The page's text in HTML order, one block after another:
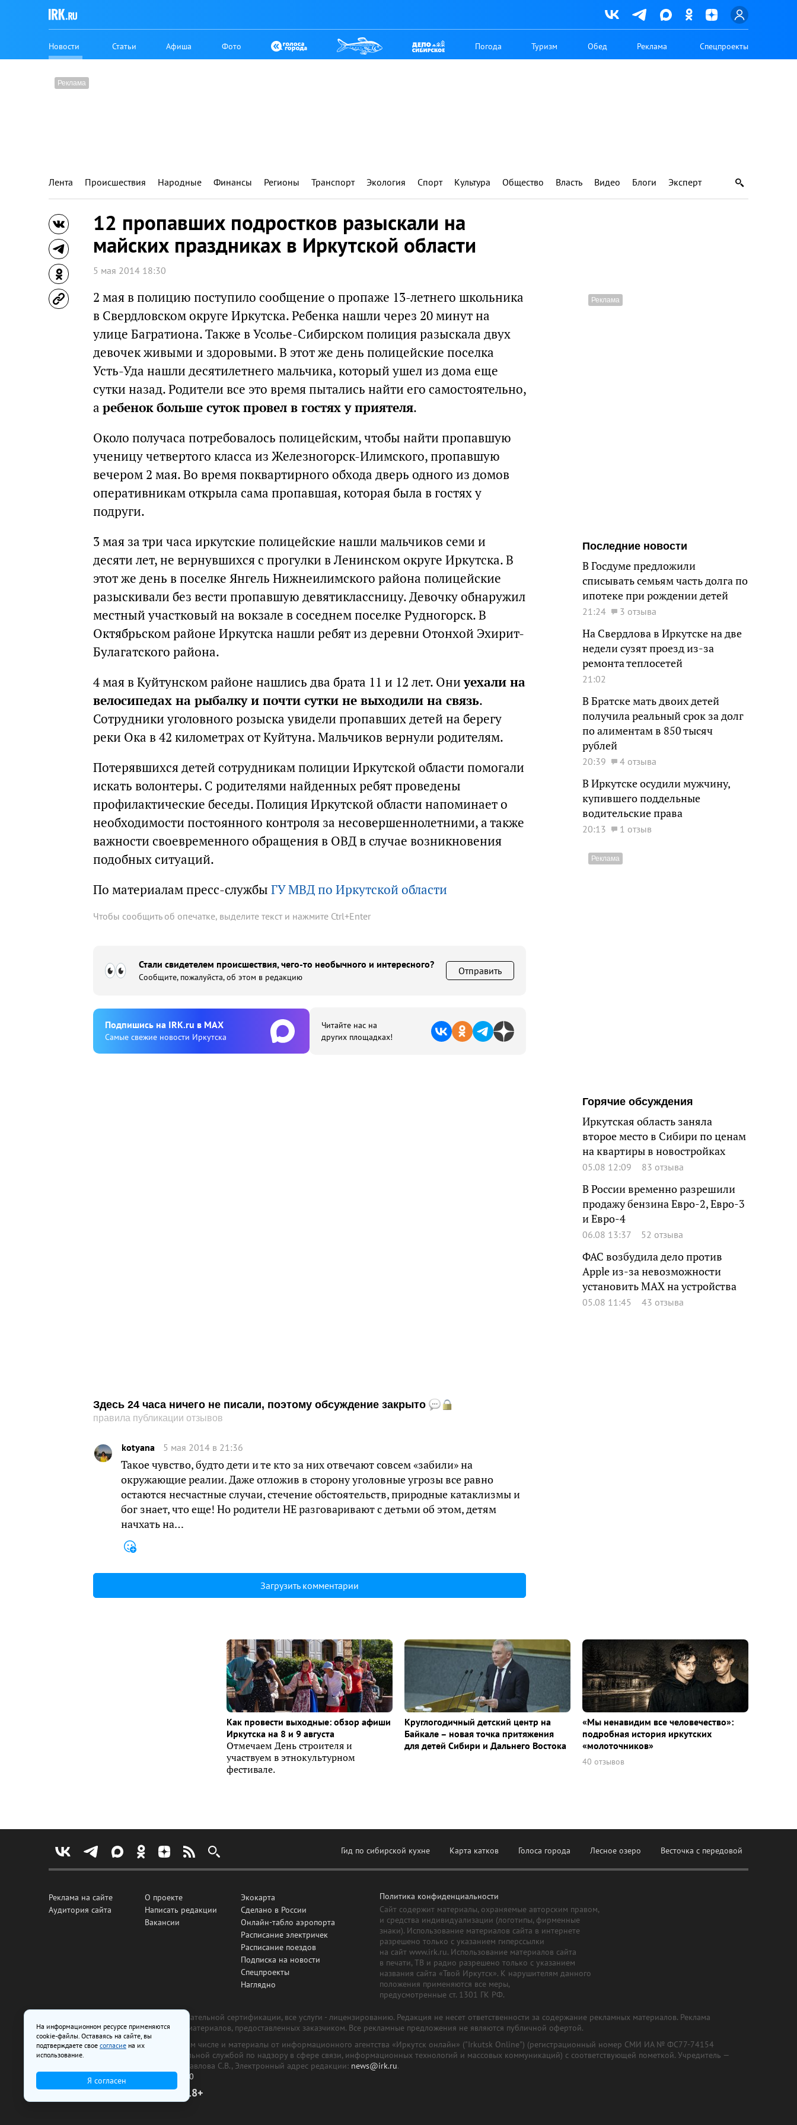
Новости Статьи Афиша Фото Погода Туризм Обед Реклама Спецпроекты
Лента Происшествия Народные Финансы Регионы Транспорт Экология Спорт Культура Общество Власть Видео Блоги Эксперт
12 пропавших подростков разыскали на
майских праздниках в Иркутской области
5 мая 2014 18:30
2 мая в полицию поступило сообщение о пропаже 13-летнего школьника
в Свердловском округе Иркутска. Ребенка нашли через 20 минут на
улице Багратиона. Также в Усолье-Сибирском полиция разыскала двух
девочек живыми и здоровыми. В этот же день полицейские поселка
Усть-Уда нашли десятилетнего мальчика, который ушел из дома еще
сутки назад. Родители все это время пытались найти его самостоятельно,
а ребенок больше суток провел в гостях у приятеля.
Около получаса потребовалось полицейским, чтобы найти пропавшую
ученицу четвертого класса из Железногорск-Илимского, пропавшую
вечером 2 мая. Во время поквартирного обхода дверь одного из домов
оперативникам открыла сама пропавшая, которая была в гостях у
подруги.
3 мая за три часа иркутские полицейские нашли мальчиков семи и
десяти лет, не вернувшихся с прогулки в Ленинском округе Иркутска. В
этот же день в поселке Янгель Нижнеилимского района полицейские
разыскивали без вести пропавшую девятиклассницу. Девочку обнаружил
местный участковый на вокзале в соседнем поселке Рудногорск. В
Октябрьском районе Иркутска нашли ребят из деревни Отонхой Эхирит-
Булагатского района.
4 мая в Куйтунском районе нашлись два брата 11 и 12 лет. Ониуехали на
велосипедах на рыбалку и почти сутки не выходили на связь.
Сотрудники уголовного розыска увидели пропавших детей на берегу
реки Ока в 42 километрах от Куйтуна. Мальчиков вернули родителям.
Потерявшихся детей сотрудникам полиции Иркутской области помогали
искать волонтеры. С родителями найденных ребят проведены
профилактические беседы. Полиция Иркутской области напоминает о
необходимости постоянного контроля за несовершеннолетними, а также
важности своевременного обращения в ОВД в случае возникновения
подобных ситуаций.
По материалам пресс-службы ГУ МВД по Иркутской области
Чтобы сообщить об опечатке, выделите текст и нажмите Ctrl+Enter
Стали свидетелем происшествия, чего-то необычного и интересного?
Сообщите, пожалуйста, об этом в редакцию
Отправить
Подпишиcь на IRK.ru в MAX
Cамые свежие новости Иркутска
Читайте нас на
других площадках!
Здесь 24 часа ничего не писали, поэтому обсуждение закрыто
правила публикации отзывов
kotyana 5 мая 2014 в 21:36
Такое чувство, будто дети и те кто за них отвечают совсем «забили» на
окружающие реалии. Даже отложив в сторону уголовные угрозы все равно
остаются несчастные случаи, стечение обстоятельств, природные катаклизмы и
бог знает, что еще! Но родители НЕ разговаривают с детьми об этом, детям
начхать на…
Загрузить комментарии
Последние новости
В Госдуме предложили
списывать семьям часть долга по
ипотеке при рождении детей
21:24 3 отзыва
На Свердлова в Иркутске на две
недели сузят проезд из-за
ремонта теплосетей
21:02
В Братске мать двоих детей
получила реальный срок за долг
по алиментам в 850 тысяч
рублей
20:39 4 отзыва
В Иркутске осудили мужчину,
купившего поддельные
водительские права
20:13 1 отзыв
Горячие обсуждения
Иркутская область заняла
второе место в Сибири по ценам
на квартиры в новостройках
05.08 12:09 83 отзыва
В России временно разрешили
продажу бензина Евро-2, Евро-3
и Евро-4
06.08 13:37 52 отзыва
ФАС возбудила дело против
Apple из-за невозможности
установить MAX на устройства
05.08 11:45 43 отзыва
Как провести выходные: обзор афиши
Иркутска на 8 и 9 августа
Отмечаем День строителя и
участвуем в этнокультурном
фестивале.
Круглогодичный детский центр на
Байкале – новая точка притяжения
для детей Сибири и Дальнего Востока
«Мы ненавидим все человечество»:
подробная история иркутских
«молоточников»
40 отзывов
Гид по сибирской кухне Карта катков Голоса города Лесное озеро Весточка с передовой
Реклама на сайте
Аудитория сайта
О проекте
Написать редакции
Вакансии
Экокарта
Сделано в России
Онлайн-табло аэропорта
Расписание электричек
Расписание поездов
Подписка на новости
Спецпроекты
Наглядно
Политика конфиденциальности
Сайт содержит материалы, охраняемые авторским правом,
и средства индивидуализации (логотипы, фирменные
знаки). Использование материалов сайта в интернете
разрешено только с указанием гиперссылки
на сайт www.irk.ru. Использование материалов сайта
в печати, ТВ и радио разрешено только с указанием
названия сайта «Твой Иркутск». К нарушителям данного
положения применяются все меры,
предусмотренные ст. 1301 ГК РФ.
Все рекламные товары подлежат обязательной сертификации, все услуги - лицензированию. Редакция не несет ответственности за содержание рекламных материалов. Реклама
изготовлена и размещена на основе материалов, предоставленных заказчиком. Все рекламные предложения не являются публичной офертой.
На сайте www.irk.ru размещаются в том числе и материалы от информационного агентства «Иркутск онлайн» ("Irkutsk Online") (регистрационный номер СМИ ИА № ФС77-74154
от 29 октября 2018 г., выдан Федеральной службой по надзору в сфере связи, информационных технологий и массовых коммуникаций) с соответствующей пометкой. Учредитель —
ООО «Ирк.ру». Главный редактор — Павлова С.В., Электронный адрес редакции: news@irk.ru.
Телефон редакции:
+7 (3952) 48-88-50
18+
На информационном ресурсе применяются
cookie-файлы. Оставаясь на сайте, вы
подтверждаете свое согласие на их
использование.
Я согласен